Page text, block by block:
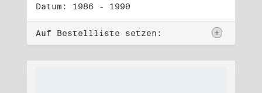
Datum: 1986 - 1990
Auf Bestellliste setzen: